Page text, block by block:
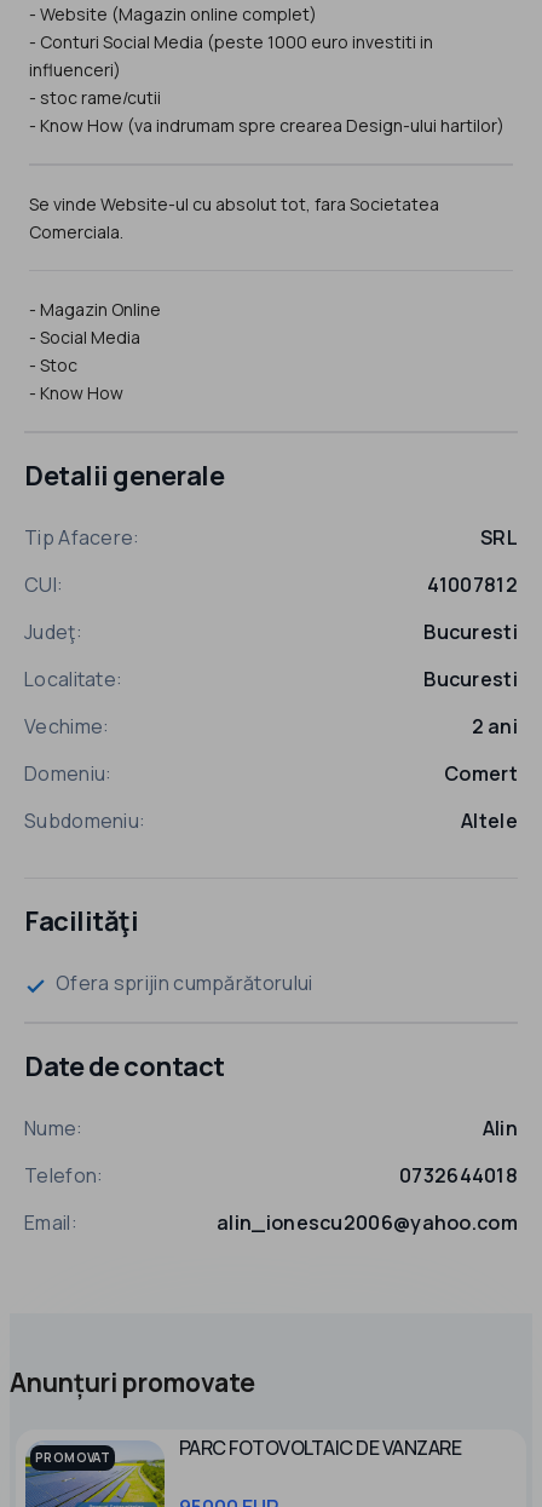
- Website (Magazin online complet)
- Conturi Social Media (peste 1000 euro investiti in
influenceri)
- stoc rame/cutii
- Know How (va indrumam spre crearea Design-ului hartilor)
Se vinde Website-ul cu absolut tot, fara Societatea
Comerciala.
- Magazin Online
- Social Media
- Stoc
- Know How
Detalii generale
Tip Afacere:
SRL
CUI:
41007812
Judeţ:
Bucuresti
Localitate:
Bucuresti
Vechime:
2 ani
Domeniu:
Comert
Subdomeniu:
Altele
Facilităţi
check Ofera sprijin cumpărătorului
Date de contact
Nume:
Alin
Telefon:
0732644018
Email:
alin_ionescu2006@yahoo.com
Anunțuri promovate
PROMOVAT PARC FOTOVOLTAIC DE VANZARE